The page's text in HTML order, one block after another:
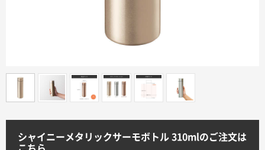
印刷色から探す
サイトメニュー
シャイニーメタリックサーモボトル 310mlのご注文は